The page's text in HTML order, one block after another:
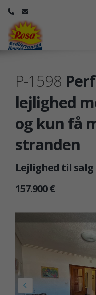
P-1598
lejlighed
og kun få
stranden
Lejlighed til salg
157.900 €